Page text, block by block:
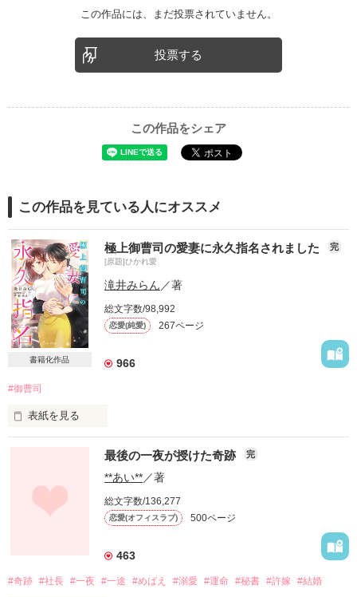
この作品には、まだ投票されていません。
投票する
この作品をシェア
この作品を見ている人にオススメ
書籍化作品
極上御曹司の愛妻に永久指名されました 完
[原題]ひかれ愛
滝井みらん ／著
総文字数/98,992
恋愛(純愛) 267ページ
966
#御曹司
表紙を見る
風間コーポレーションに務めるOL、22歳
風間   恭一（カザマ キョウイチ）
風間コーポレーションの副社長。22歳
大企業の御曹司ということで冷めた目で
私とは違う世界に住む人。
最後の一夜が授けた奇跡 完
**あい**／著
総文字数/136,277
恋愛(オフィスラブ) 500ページ
463
#奇跡 #社長 #一夜 #一途 #めばえ #溺愛 #運命 #秘書 #許嫁 #結婚